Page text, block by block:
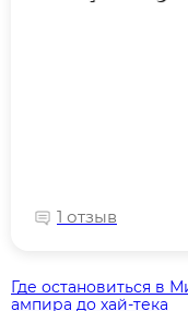
1 отзыв
Где остановиться в
ампира до хай‑тека